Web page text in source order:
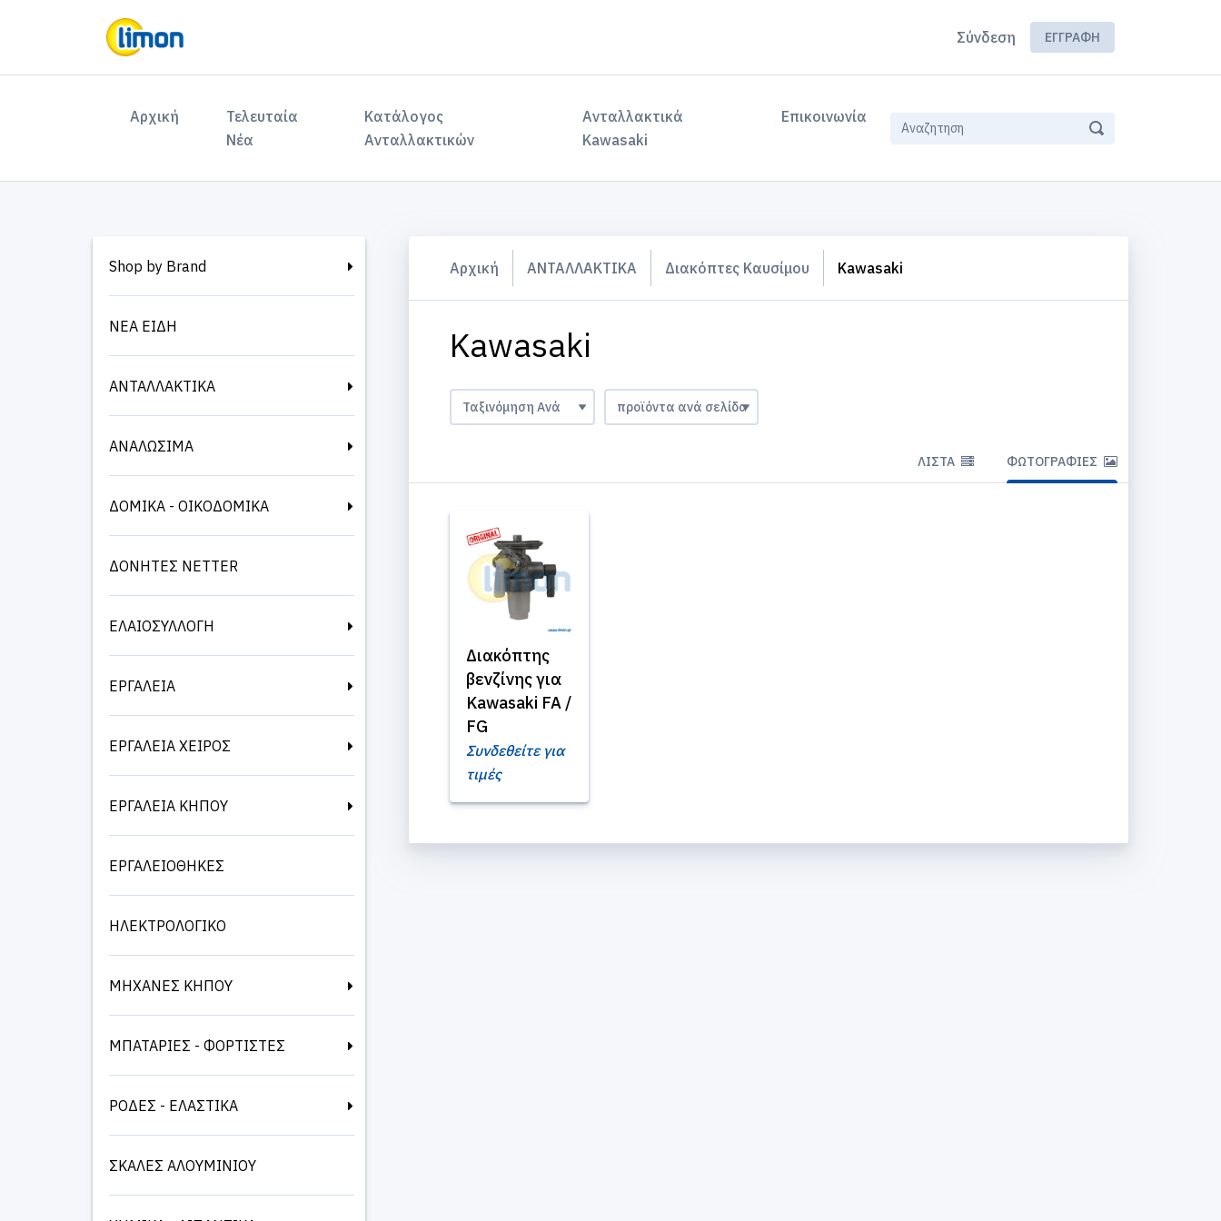
Σύνδεση ΕΓΓΡΑΦΉ
Αρχική (current)Τελευταία
Νέα
Κατάλογος
Ανταλλακτικών
Ανταλλακτικά
Kawasaki
Επικοινωνία
Shop by Brand
ΝΕΑ ΕΙΔΗ
ΑΝΤΑΛΛΑΚΤΙΚΑ
ΑΝΑΛΩΣΙΜΑ
ΔΟΜΙΚΑ - ΟΙΚΟΔΟΜΙΚΑ
ΔΟΝΗΤΕΣ NETTER
ΕΛΑΙΟΣΥΛΛΟΓΗ
ΕΡΓΑΛΕΙΑ
ΕΡΓΑΛΕΙΑ ΧΕΙΡΟΣ
ΕΡΓΑΛΕΙΑ ΚΗΠΟΥ
ΕΡΓΑΛΕΙΟΘΗΚΕΣ
ΗΛΕΚΤΡΟΛΟΓΙΚΟ
ΜΗΧΑΝΕΣ ΚΗΠΟΥ
ΜΠΑΤΑΡΙΕΣ - ΦΟΡΤΙΣΤΕΣ
ΡΟΔΕΣ - ΕΛΑΣΤΙΚΑ
ΣΚΑΛΕΣ ΑΛΟΥΜΙΝΙΟΥ
Αρχική ΑΝΤΑΛΛΑΚΤΙΚΑ Διακόπτες Καυσίμου Kawasaki
Kawasaki
ΛΊΣΤΑ ΦΩΤΟΓΡΑΦΊΕΣ
Διακόπτης
βενζίνης για
Kawasaki FA /
FG
Συνδεθείτε για
τιμές